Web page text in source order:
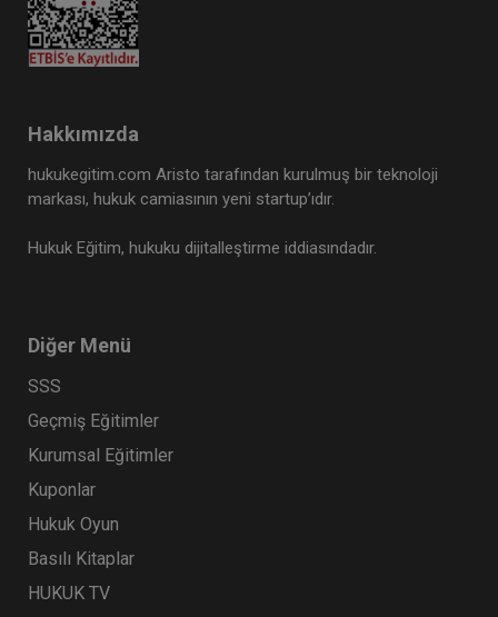
Hakkımızda
hukukegitim.com Aristo tarafından kurulmuş bir teknoloji
markası, hukuk camiasının yeni startup’ıdır.
Hukuk Eğitim, hukuku dijitalleştirme iddiasındadır.
Diğer Menü
SSS
Geçmiş Eğitimler
Kurumsal Eğitimler
Kuponlar
Hukuk Oyun
Basılı Kitaplar
HUKUK TV